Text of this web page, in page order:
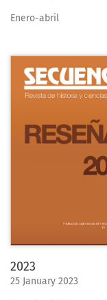
Enero-abril
2023
25 January 2023